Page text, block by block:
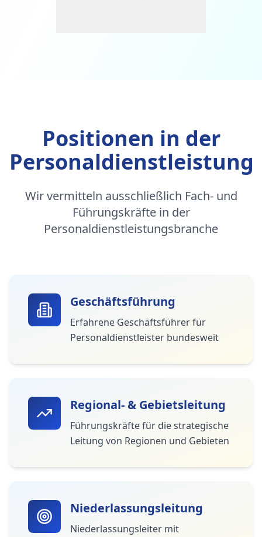
Positionen in der
Personaldienstleistung
Wir vermitteln ausschließlich Fach- und
Führungskräfte in der
Personaldienstleistungsbranche
Geschäftsführung
Erfahrene Geschäftsführer für
Personaldienstleister bundesweit
Regional- & Gebietsleitung
Führungskräfte für die strategische
Leitung von Regionen und Gebieten
Niederlassungsleitung
Niederlassungsleiter mit